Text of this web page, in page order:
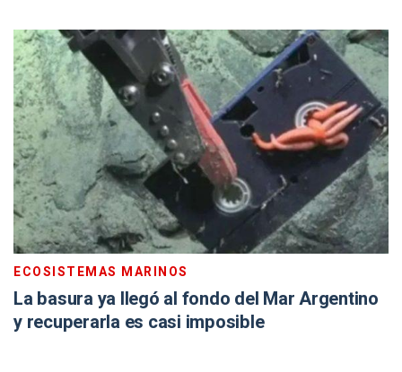
ECOSISTEMAS MARINOS
La basura ya llegó al fondo del Mar Argentino
y recuperarla es casi imposible